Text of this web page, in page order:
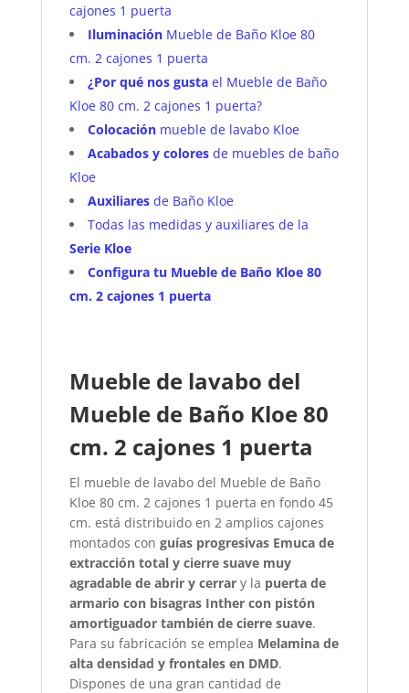
cajones 1 puerta
IluminaciónMueble de Baño Kloe 80
cm. 2 cajones 1 puerta
¿Por qué nos gustael Mueble de Baño
Kloe 80 cm. 2 cajones 1 puerta?
Colocaciónmueble de lavabo Kloe
Acabados y coloresde muebles de baño
Kloe
Auxiliaresde Baño Kloe
Todas las medidas y auxiliares de la
Serie Kloe
Configura tu Mueble de Baño Kloe 80
cm. 2 cajones 1 puerta
Mueble de lavabo del
Mueble de Baño Kloe 80
cm. 2 cajones 1 puerta
El mueble de lavabo del Mueble de Baño
Kloe 80 cm. 2 cajones 1 puerta en fondo 45
cm. está distribuido en 2 amplios cajones
montados con guías progresivas Emuca de
extracción total y cierre suave muy
agradable de abrir y cerrary la puerta de
armario con bisagras Inther con pistón
amortiguador también de cierre suave.
Para su fabricación se emplea Melamina de
alta densidad y frontales en DMD.
Dispones de una gran cantidad de